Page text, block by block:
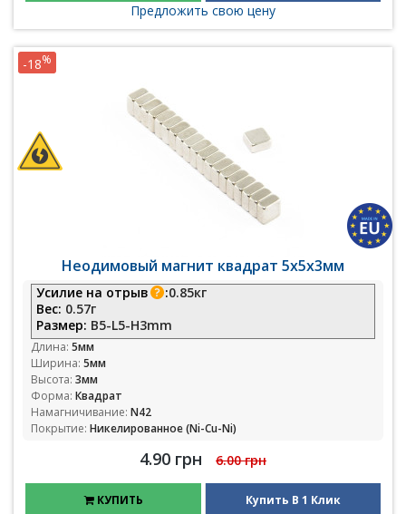
Предложить свою цену
Неодимовый магнит квадрат 5х5х3мм
Усилие на отрыв :0.85кг
Вес: 0.57г
Размер: B5-L5-H3mm
Длина: 5мм
Ширина: 5мм
Высота: 3мм
Форма: Квадрат
Намагничивание: N42
Покрытие: Никелированное (Ni-Cu-Ni)
4.90 грн 6.00 грн
-18%
КУПИТЬ Купить В 1 Клик